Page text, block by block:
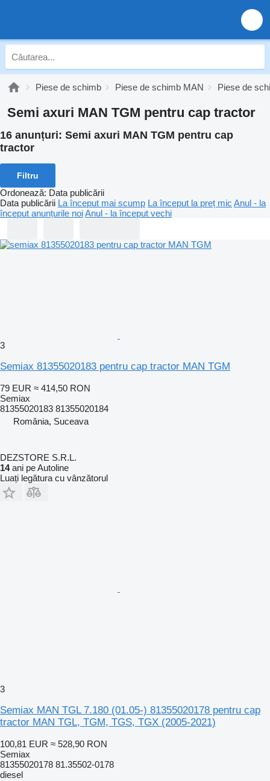
Piese de schimb Piese de schimb MAN Piese de
Semi axuri MAN TGM pentru cap tractor
16 anunțuri: Semi axuri MAN TGM pentru cap
tractor
Filtru
Ordonează: Data publicării
Data publicării La început mai scump La început la preț mic Anul - la
început anunțurile noiAnul - la început vechi
3
Semiax 81355020183 pentru cap tractor MAN TGM
79 EUR ≈ 414,50 RON
Semiax
81355020183 81355020184
România, Suceava
DEZSTORE S.R.L.
14ani pe Autoline
Luați legătura cu vânzătorul
3
Semiax MAN TGL 7.180 (01.05-) 81355020178 pentru cap
tractor MAN TGL, TGM, TGS, TGX (2005-2021)
100,81 EUR ≈ 528,90 RON
Semiax
81355020178 81.35502-0178
diesel